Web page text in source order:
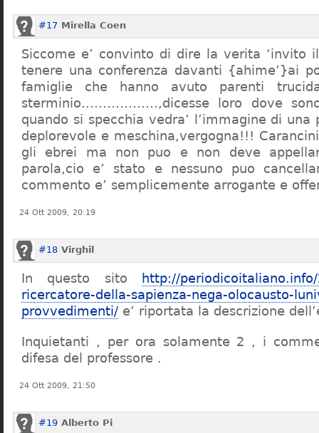
#17 Mirella Coen
Siccome e’ convinto di dire la verita ‘invito
tenere una conferenza davanti {ahime’}ai
famiglie che hanno avuto parenti
sterminio………………,dicesse loro dove
quando si specchia vedra’ l’immagine di una
deplorevole e meschina,vergogna!!!
gli ebrei ma non puo e non deve
parola,cio e’ stato e nessuno puo
commento e’ semplicemente arrogante e
24 Ott 2009, 20:19
#18 Virghil
In questo sito
http://
ricercatore-della-sapienza-nega-olocausto-
provvedimenti/ e’ riportata la descrizione
Inquietanti , per ora solamente 2 , i
difesa del professore .
24 Ott 2009, 21:50
#19 Alberto Pi